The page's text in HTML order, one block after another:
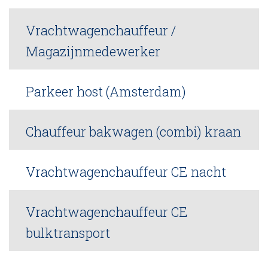
Vrachtwagenchauffeur /
Magazijnmedewerker
Parkeer host (Amsterdam)
Chauffeur bakwagen (combi) kraan
Vrachtwagenchauffeur CE nacht
Vrachtwagenchauffeur CE
bulktransport